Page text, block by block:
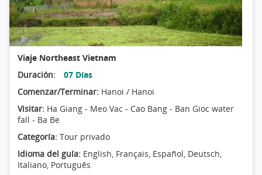
Viaje Northeast Vietnam
Duración:
07 Días
Comenzar/Terminar: Hanoi / Hanoi
Visitar: Ha Giang - Meo Vac - Cao Bang - Ban Gioc water
fall - Ba Be
Categoría: Tour privado
Idioma del guía: English, Français, Español, Deutsch,
Italiano, Português